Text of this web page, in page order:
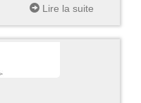
Lire la suite